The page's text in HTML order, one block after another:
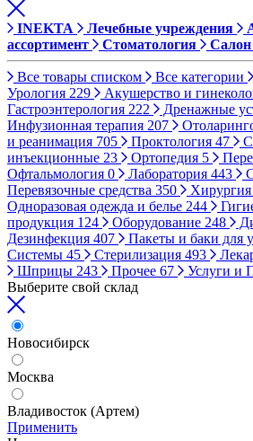
INEKTA Лечебные учреждения
ассортимент
Стоматология Салон
Все товары списком Все категории
Урология 229 Акушерство и
Гастроэнтерология 222 Дренажные
Инфузионная терапия 207
и реанимация 705 Проктология 47
инъекционные 23 Ортопедия 5
Офтальмология 0 Лаборатория 443
Перевязочные средства 350 Хирургия
Одноразовая одежда и белье 244
продукция 124 Оборудование 248
Дезинфекция 407 Пакеты и баки для
Системы 45 Стерилизация 493
Шприцы 243 Прочее 67 Услуги и
Выберите свой склад
Новосибирск
Москва
Владивосток (Артем)
Применить